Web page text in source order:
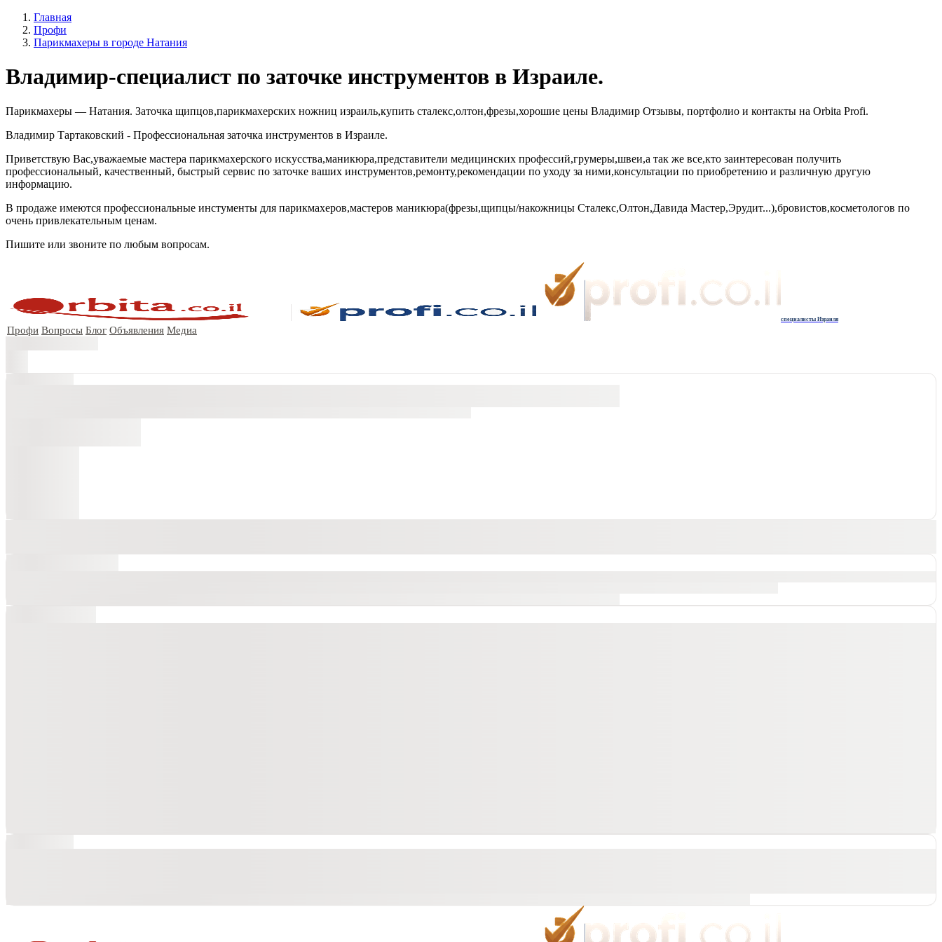
Главная
Профи
Парикмахеры в городе Натания
Владимир-специалист по заточке инструментов в Израиле.
Парикмахеры — Натания. Заточка щипцов,парикмахерских ножниц израиль,купить сталекс,олтон,фрезы,хорошие цены Владимир Отзывы, портфолио и контакты на Orbita Profi.
Владимир Тартаковский - Профессиональная заточка инструментов в Израиле.
Приветствую Вас,уважаемые мастера парикмахерского искусства,маникюра,представители медицинских профессий,грумеры,швеи,а так же все,кто заинтересован получить
профессиональный, качественный, быстрый сервис по заточке ваших инструментов,ремонту,рекомендации по уходу за ними,консультации по приобретению и различную другую
информацию.
В продаже имеются профессиональные инстументы для парикмахеров,мастеров маникюра(фрезы,щипцы/накожницы Сталекс,Олтон,Давида Мастер,Эрудит...),бровистов,косметологов по
очень привлекательным ценам.
Пишите или звоните по любым вопросам.
специалисты Израиля
Профи Вопросы Блог Объявления Медиа